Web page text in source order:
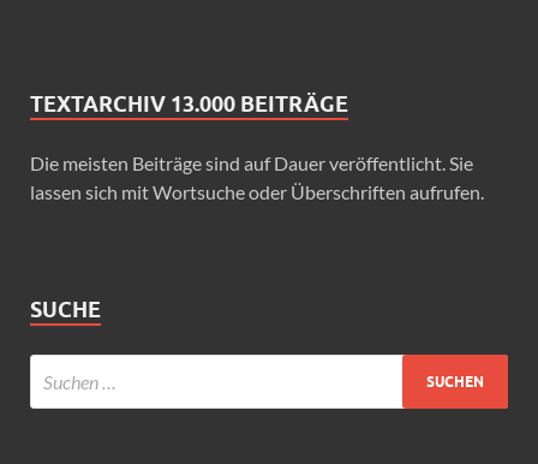
TEXTARCHIV 13.000 BEITRÄGE
Die meisten Beiträge sind auf Dauer veröffentlicht. Sie
lassen sich mit Wortsuche oder Überschriften aufrufen.
SUCHE